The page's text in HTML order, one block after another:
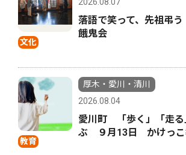
文化
2026.08.07
落語で笑って、先祖弔
餓鬼会
教育
厚木・愛川・清川
2026.08.04
愛川町 「歩く」「走る
ぶ ９月13日 かけっこ